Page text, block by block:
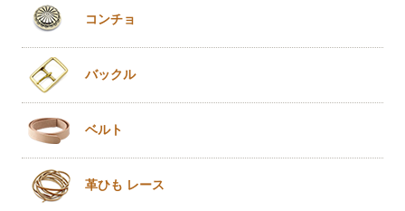
コンチョ
バックル
ベルト
革ひも レース